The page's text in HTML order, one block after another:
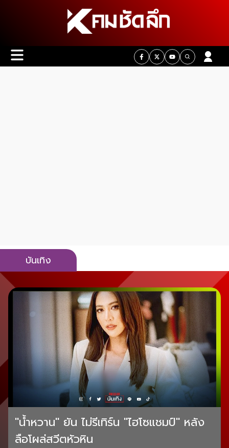
บันเทิง
"น้ำหวาน" ยัน ไม่รีเทิร์น "ไฮโซแชมป์" หลัง
ลือโผล่สวีตหัวหิน